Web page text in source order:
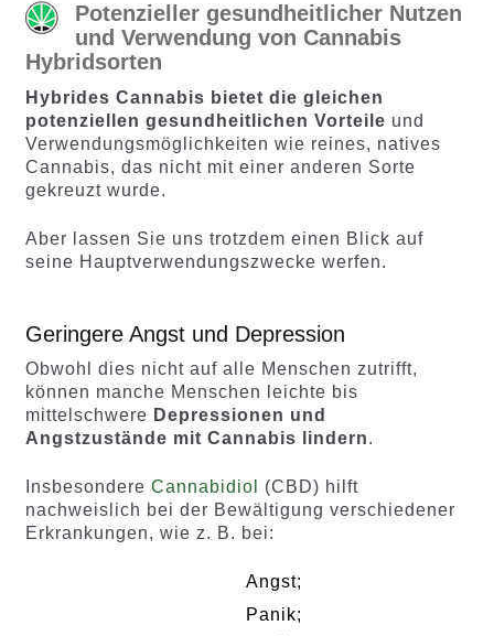
Potenzieller gesundheitlicher Nutzen
und Verwendung von Cannabis
Hybridsorten
Hybrides Cannabis bietet die gleichen
potenziellen gesundheitlichen Vorteile und
Verwendungsmöglichkeiten wie reines, natives
Cannabis, das nicht mit einer anderen Sorte
gekreuzt wurde.
Aber lassen Sie uns trotzdem einen Blick auf
seine Hauptverwendungszwecke werfen.
Geringere Angst und Depression
Obwohl dies nicht auf alle Menschen zutrifft,
können manche Menschen leichte bis
mittelschwere Depressionen und
Angstzustände mit Cannabis lindern.
Insbesondere Cannabidiol
(CBD) hilft
nachweislich bei der Bewältigung verschiedener
Erkrankungen, wie z. B. bei:
Angst;
Panik;